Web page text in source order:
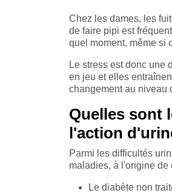
Chez les dames, les
de faire pipi est
quel moment, même si
Le stress est donc une
en jeu et elles
changement au niveau
Quelles sont
l'action
Parmi les difficultés
maladies, à l'origine de
Le diabète non